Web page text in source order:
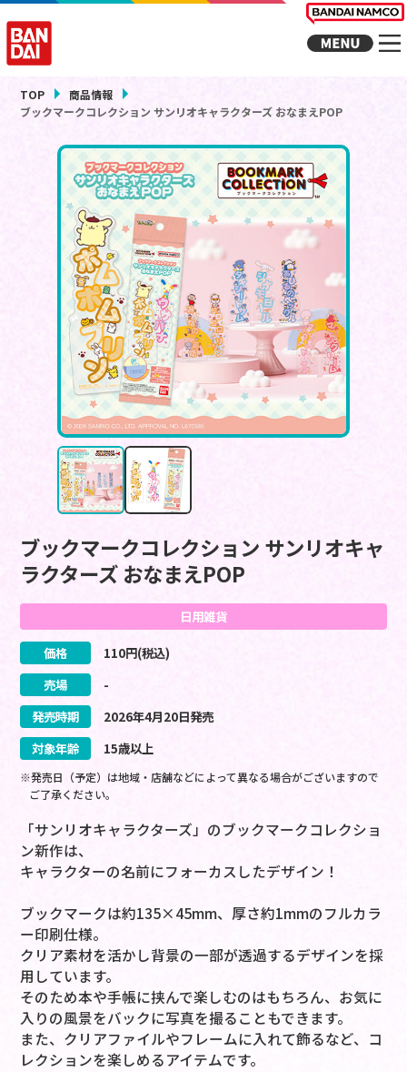
TOP
商品情報
ブックマークコレクション サンリオキャラクターズ おなまえPOP
ブックマークコレクション サンリオキャ
ラクターズ おなまえPOP
日用雑貨
価格 110円(税込)
売場
-
発売時期
2026年4月20日発売
対象年齢
15歳以上
※発売日（予定）は地域・店舗などによって異なる場合がございますので
ご了承ください。
「サンリオキャラクターズ」のブックマークコレクショ
ン新作は、
キャラクターの名前にフォーカスしたデザイン！
ブックマークは約135×45mm、厚さ約1mmのフルカラ
ー印刷仕様。
クリア素材を活かし背景の一部が透過するデザインを採
用しています。
そのため本や手帳に挟んで楽しむのはもちろん、お気に
入りの風景をバックに写真を撮ることもできます。
また、クリアファイルやフレームに入れて飾るなど、コ
レクションを楽しめるアイテムです。